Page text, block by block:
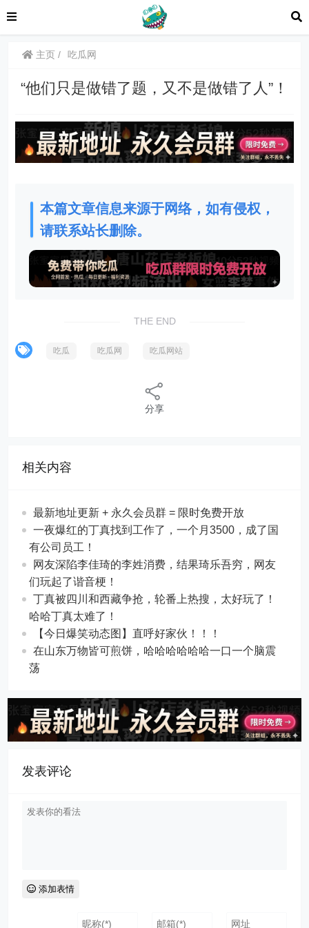
主页 吃瓜网
“他们只是做错了题，又不是做错了人”！
本篇文章信息来源于网络，如有侵权，
请联系站长删除。
THE END
吃瓜 吃瓜网 吃瓜网站
分享
相关内容
最新地址更新 + 永久会员群 = 限时免费开放
一夜爆红的丁真找到工作了，一个月3500，成了国
有公司员工！
网友深陷李佳琦的李姓消费，结果琦乐吾穷，网友
们玩起了谐音梗！
丁真被四川和西藏争抢，轮番上热搜，太好玩了！
哈哈丁真太难了！
【今日爆笑动态图​】直呼好家伙！！！
在山东万物皆可煎饼，哈哈哈哈哈哈一口一个脑震
荡
发表评论
添加表情